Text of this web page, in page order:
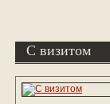
С визитом